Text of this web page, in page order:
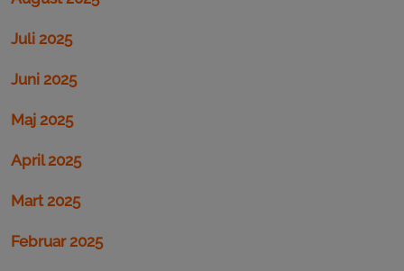
Juli 2025
Juni 2025
Maj 2025
April 2025
Mart 2025
Februar 2025